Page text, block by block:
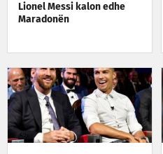
Lionel Messi kalon edhe
Maradonën